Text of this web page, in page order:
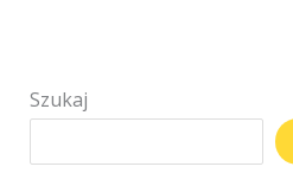
Szukaj